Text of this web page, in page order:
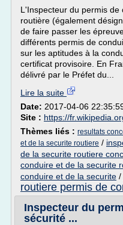
L'Inspecteur du permis
routière (également
de faire passer les
différents permis de
sur les aptitudes à la
certificat provisoire. En
délivré par le Préfet du...
Lire la suite
Date: 2017-04-06
Site : https://
Thèmes liés : resultats
et de la securite routiere /
de la securite routiere
conduire et de la securite
conduire et de la securite /
routiere permis de
Inspecteur du
sécurité ...